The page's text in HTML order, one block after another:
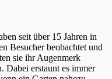
seit über 15 Jahren in
Besucher beobachtet und
sie ihr Augenmerk
Dabei erstaunt es immer